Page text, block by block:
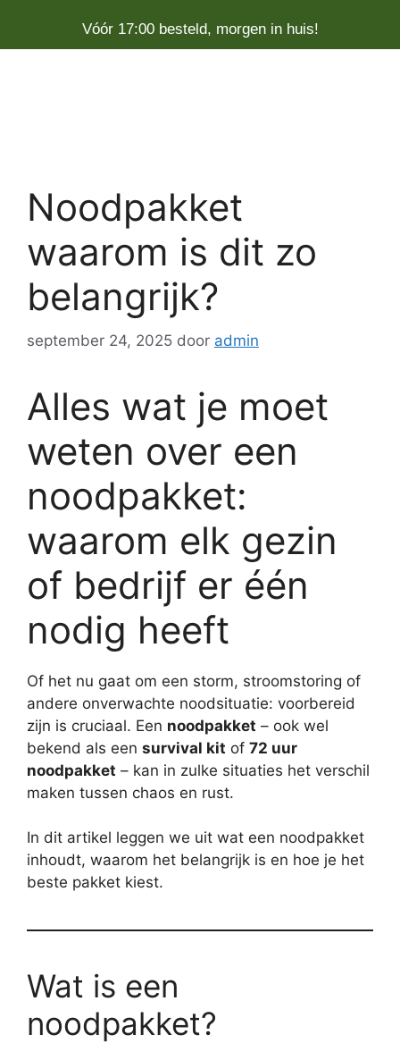
Vóór 17:00 besteld, morgen in huis!
Noodpakket
waarom is dit zo
belangrijk?
september 24, 2025 door admin
Alles wat je moet
weten over een
noodpakket:
waarom elk gezin
of bedrijf er één
nodig heeft
Of het nu gaat om een storm, stroomstoring of
andere onverwachte noodsituatie: voorbereid
zijn is cruciaal. Een noodpakket – ook wel
bekend als een survival kit of 72 uur
noodpakket – kan in zulke situaties het verschil
maken tussen chaos en rust.
In dit artikel leggen we uit wat een noodpakket
inhoudt, waarom het belangrijk is en hoe je het
beste pakket kiest.
Wat is een
noodpakket?